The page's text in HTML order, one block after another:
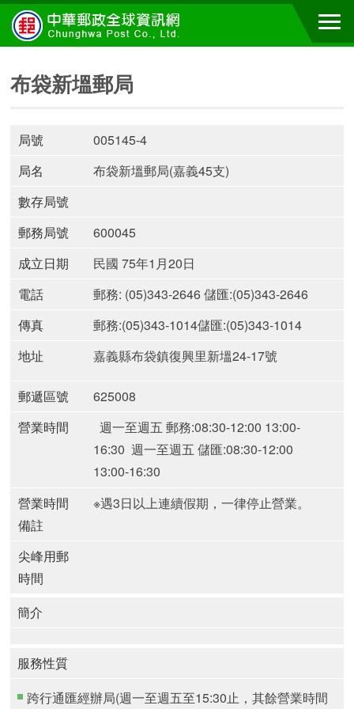
布袋新塭郵局
局號
005145-4
局名
布袋新塭郵局(嘉義45支)
數存局號
郵務局號
600045
成立日期
民國 75年1月20日
電話
郵務: (05)343-2646 儲匯:(05)343-2646
傳真
郵務:(05)343-1014儲匯:(05)343-1014
地址
嘉義縣布袋鎮復興里新塭24-17號
郵遞區號
625008
營業時間
週一至週五 郵務:08:30-12:00 13:00-
16:30 週一至週五 儲匯:08:30-12:00
13:00-16:30
營業時間
備註
※遇3日以上連續假期，一律停止營業。
尖峰用郵
時間
簡介
服務性質
跨行通匯經辦局(週一至週五至15:30止，其餘營業時間